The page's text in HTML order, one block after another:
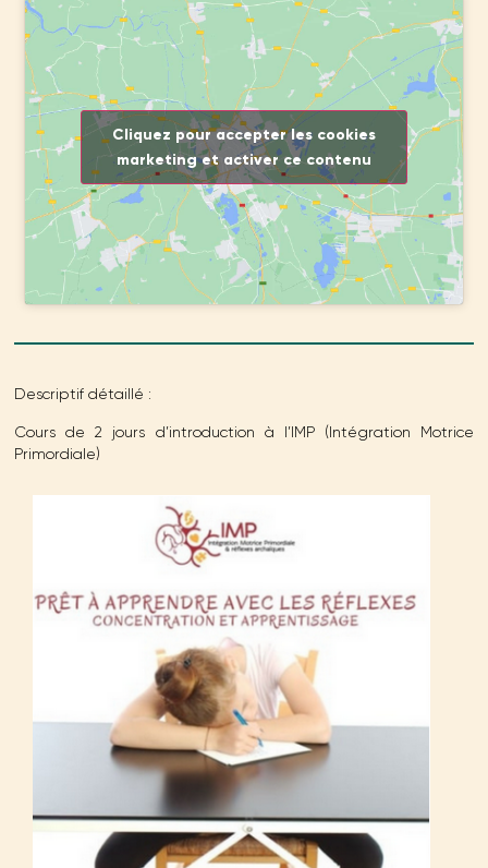
Cliquez pour accepter les cookies
marketing et activer ce contenu
Descriptif détaillé :
Cours de 2 jours d’introduction à l’IMP (Intégration Motrice
Primordiale)